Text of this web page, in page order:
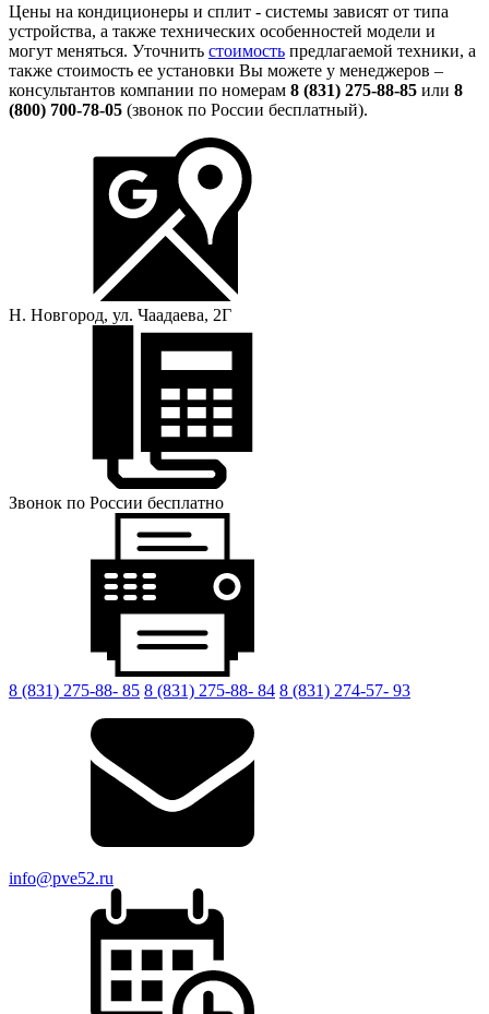
Цены на кондиционеры и сплит - системы зависят от типа
устройства, а также технических особенностей модели и
могут меняться. Уточнить стоимость предлагаемой техники, а
также стоимость ее установки Вы можете у менеджеров –
консультантов компании по номерам 8 (831) 275-88-85 или 8
(800) 700-78-05 (звонок по России бесплатный).
Н. Новгород, ул. Чаадаева, 2Г
Звонок по России бесплатно
8 (831) 275-88- 85 8 (831) 275-88- 84 8 (831) 274-57- 93
info@pve52.ru